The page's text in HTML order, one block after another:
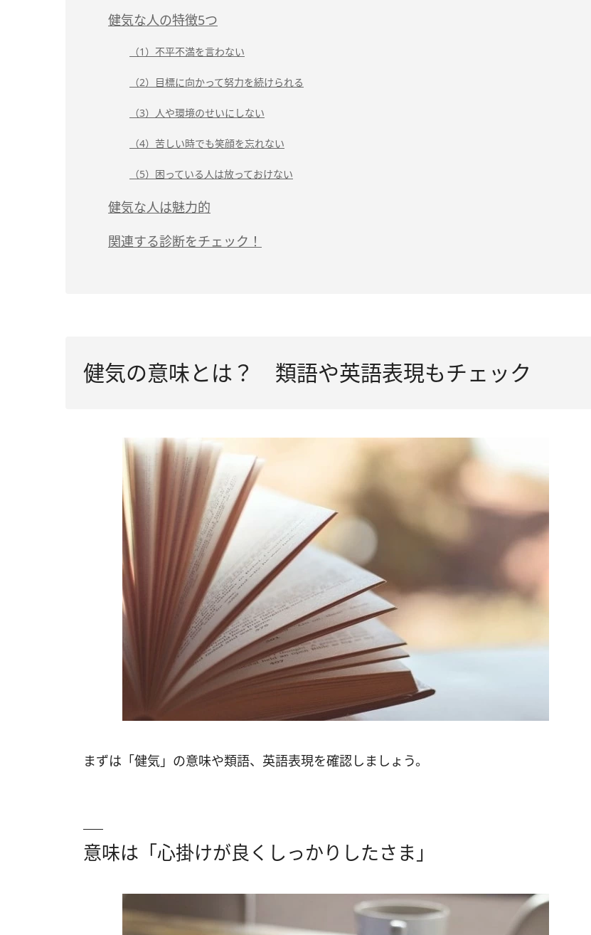
健気な人の特徴5つ
（1）不平不満を言わない
（2）目標に向かって努力を続けられる
（3）人や環境のせいにしない
（4）苦しい時でも笑顔を忘れない
（5）困っている人は放っておけない
健気な人は魅力的
関連する診断をチェック！
健気の意味とは？ 類語や英語表現もチェック
まずは「健気」の意味や類語、英語表現を確認しましょう。
意味は「心掛けが良くしっかりしたさま」